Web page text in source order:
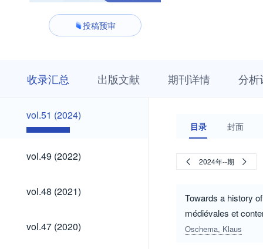
投稿预审
收录汇总 出版文献 期刊详情 分析
vol.51
(2024)
vol.51 (2024)
vol.49
(2022)
vol.49 (2022)
vol.48
(2021)
vol.48 (2021)
vol.47
(2020)
vol.47 (2020)
目录 封面
2024年--期
Towards a history
médiévales et
Oschema, Klaus